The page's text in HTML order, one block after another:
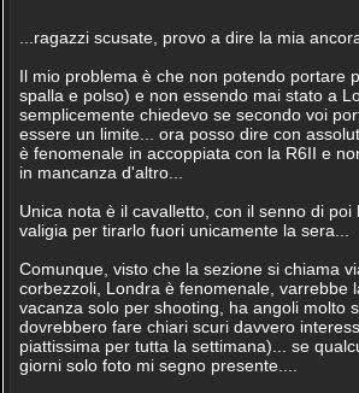
...ragazzi scusate, provo a dire la mia
Il mio problema è che non potendo portare
spalla e polso) e non essendo mai stato a
semplicemente chiedevo se secondo voi
essere un limite... ora posso dire con
è fenomenale in accoppiata con la R6II e
in mancanza d'altro...
Unica nota è il cavalletto, con il senno di poi
valigia per tirarlo fuori unicamente la sera...
Comunque, visto che la sezione si chiama
corbezzoli, Londra è fenomenale, varrebbe
vacanza solo per shooting, ha angoli molto
dovrebbero fare chiari scuri davvero
piattissima per tutta la settimana)... se
giorni solo foto mi segno presente....